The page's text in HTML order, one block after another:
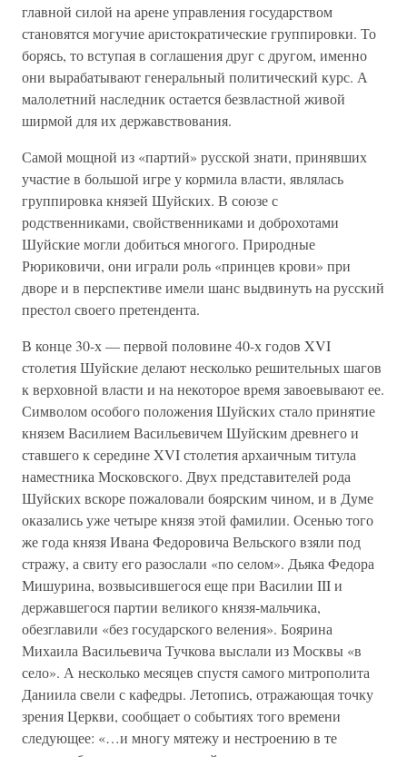
главной силой на арене управления государством
становятся могучие аристократические группировки. То
борясь, то вступая в соглашения друг с другом, именно
они вырабатывают генеральный политический курс. А
малолетний наследник остается безвластной живой
ширмой для их державствования.
Самой мощной из «партий» русской знати, принявших
участие в большой игре у кормила власти, являлась
группировка князей Шуйских. В союзе с
родственниками, свойственниками и доброхотами
Шуйские могли добиться многого. Природные
Рюриковичи, они играли роль «принцев крови» при
дворе и в перспективе имели шанс выдвинуть на русский
престол своего претендента.
В конце 30-х — первой половине 40-х годов XVI
столетия Шуйские делают несколько решительных шагов
к верховной власти и на некоторое время завоевывают ее.
Символом особого положения Шуйских стало принятие
князем Василием Васильевичем Шуйским древнего и
ставшего к середине XVI столетия архаичным титула
наместника Московского. Двух представителей рода
Шуйских вскоре пожаловали боярским чином, и в Думе
оказались уже четыре князя этой фамилии. Осенью того
же года князя Ивана Федоровича Вельского взяли под
стражу, а свиту его разослали «по селом». Дьяка Федора
Мишурина, возвысившегося еще при Василии III и
державшегося партии великого князя-мальчика,
обезглавили «без государского веления». Боярина
Михаила Васильевича Тучкова выслали из Москвы «в
село». А несколько месяцев спустя самого митрополита
Даниила свели с кафедры. Летопись, отражающая точку
зрения Церкви, сообщает о событиях того времени
следующее: «…и многу мятежу и нестроению в те